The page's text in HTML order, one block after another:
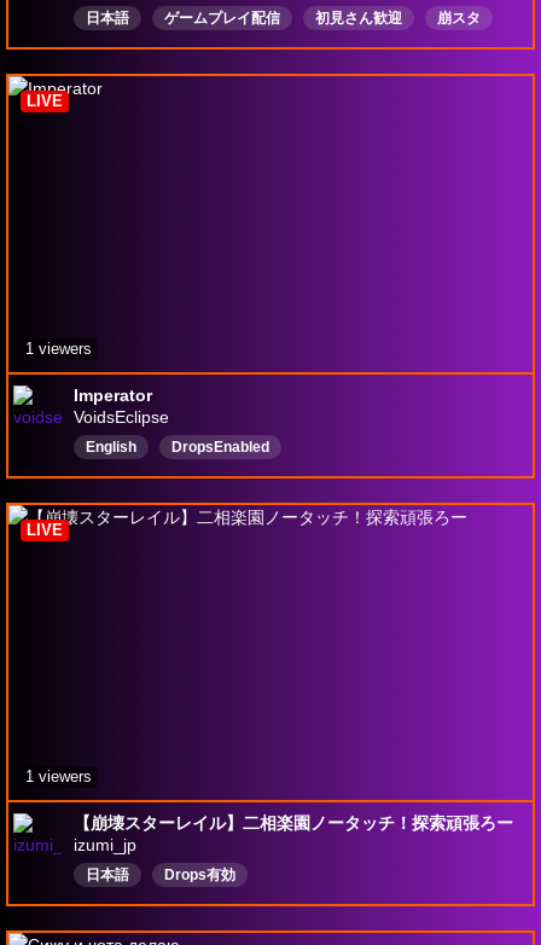
日本語 ゲームプレイ配信 初見さん歓迎
崩スタ
崩壊スターレイル
原神 NTE
鳴潮
ApexLedends
Drops有効
Imperator
VoidsEclipse
English DropsEnabled
LIVE
1 viewers
【崩壊スターレイル】二相楽園ノータッチ！探索頑張ろー
izumi_jp
日本語 Drops有効
LIVE
1 viewers